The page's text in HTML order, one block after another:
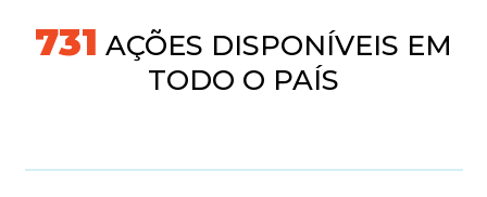
745 AÇÕES DISPONÍVEIS EM
TODO O PAÍS